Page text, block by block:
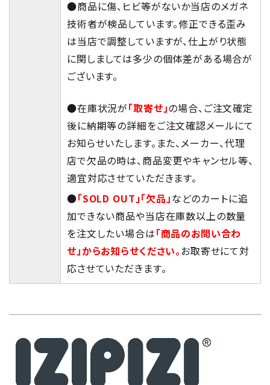
●商品に傷、ヒビ等がないか当店のメガネ
技術者が検品しています。修正できる歪み
は当店で調整していますが、仕上がり状態
に関しましては多少の個体差がある場合が
ございます。
●在庫状況が「取寄せ」の場合、ご注文確定
後に納期等の詳細をご注文確認メールにて
お知らせいたします。また、メーカー、代理
店で欠品の時は、商品変更やキャンセル等、
適宜対応させていただきます。
●「SOLD OUT」「欠品」などのカートに追
加できない商品や当店在庫数以上の数量
を注文したい場合は「商品のお問い合わ
せ」からお知らせください。お取寄せにて対
応させていただきます。